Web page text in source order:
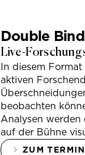
Double Bind
Live-
In diesem
aktiven
beobachten
Analysen
auf der Bühne
ZUM TERMIN